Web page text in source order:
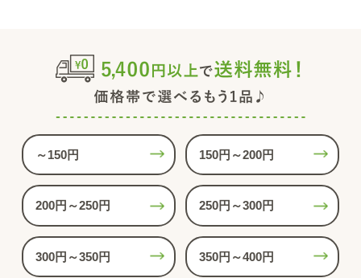
～150円 150円～200円
200円～250円 250円～300円
300円～350円 350円～400円